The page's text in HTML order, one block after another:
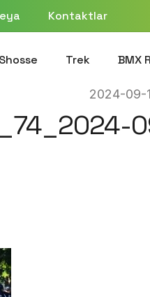
Kontaktlar
Shosse Trek BMX
2024-09-